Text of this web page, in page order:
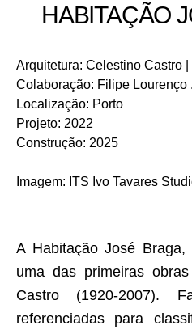
HABITAÇÃO
A Habitação José
uma das primeiras
Castro (1920-2007).
referenciadas para
Arquitetura: Celestino Castro
Colaboração: Filipe Lourenço
Localização: Porto
Projeto: 2022
Construção: 2025
Imagem: ITS Ivo Tavares